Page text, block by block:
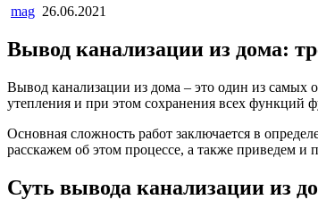
mag 26.06.2021
Вывод канализации из дома:
Вывод канализации из дома – это один из самых
утепления и при этом сохранения всех функций
Основная сложность работ заключается в
расскажем об этом процессе, а также приведем и
Суть вывода канализации из